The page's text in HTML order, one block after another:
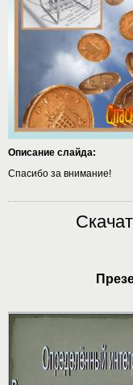
Описание слайда:
Спасибо за внимание!